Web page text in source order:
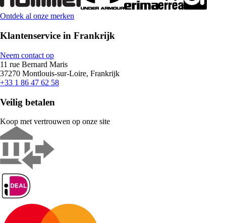
Ontdek al onze merken
Klantenservice in Frankrijk
Neem contact op
11 rue Bernard Maris
37270 Montlouis-sur-Loire, Frankrijk
+33 1 86 47 62 58
Veilig betalen
Koop met vertrouwen op onze site